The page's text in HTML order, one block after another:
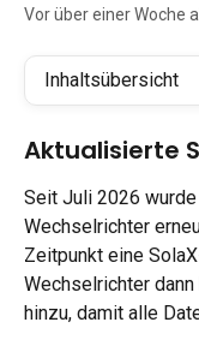
Vor über einer Woche
Inhaltsübersicht
Aktualisierte
Seit Juli 2026
Wechselrichter
Zeitpunkt eine
Wechselrichter
hinzu, damit alle